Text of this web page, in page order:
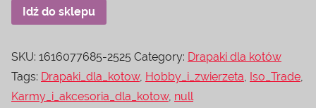
Idź do sklepu
SKU: 1616077685-2525 Category: Drapaki dla kotów
Tags: Drapaki_dla_kotow, Hobby_i_zwierzeta Iso_Trade
Karmy_i_akcesoria_dla_kotow, null